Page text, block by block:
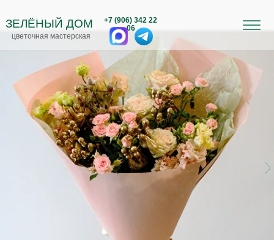
+7 (906) 342 22
06
ЗЕЛЁНЫЙ ДОМ
цветочная мастерская